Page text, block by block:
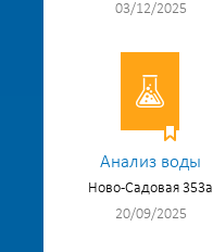
03/12/2025
Анализ воды
Ново-Садовая 353а
20/09/2025